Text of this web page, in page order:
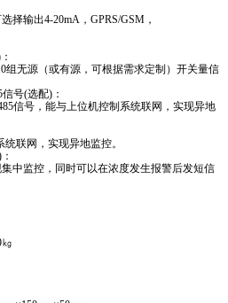
择输出4-20mA，GPRS/GSM，
组无源（或有源，可根据需求定制）开关量信
号(选配)：
信号，能与上位机控制系统联网，实现异地
联网，实现异地监控。
中监控，同时可以在浓度发生报警后发短信